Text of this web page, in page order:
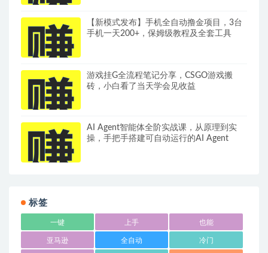
【新模式发布】手机全自动撸金项目，3台
手机一天200+，保姆级教程及全套工具
游戏挂G全流程笔记分享，CSGO游戏搬
砖，小白看了当天学会见收益
AI Agent智能体全阶实战课，从原理到实
操，手把手搭建可自动运行的AI Agent
标签
一键 上手 也能
亚马逊 全自动 冷门